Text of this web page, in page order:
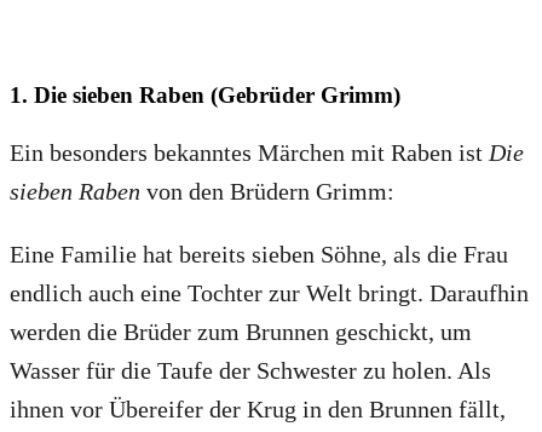
1. Die sieben Raben (Gebrüder Grimm)
Ein besonders bekanntes Märchen mit Raben ist Die
sieben Raben von den Brüdern Grimm:
Eine Familie hat bereits sieben Söhne, als die Frau
endlich auch eine Tochter zur Welt bringt. Daraufhin
werden die Brüder zum Brunnen geschickt, um
Wasser für die Taufe der Schwester zu holen. Als
ihnen vor Übereifer der Krug in den Brunnen fällt,